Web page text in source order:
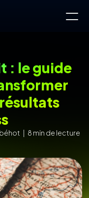
: le guide
| 8 min de lecture